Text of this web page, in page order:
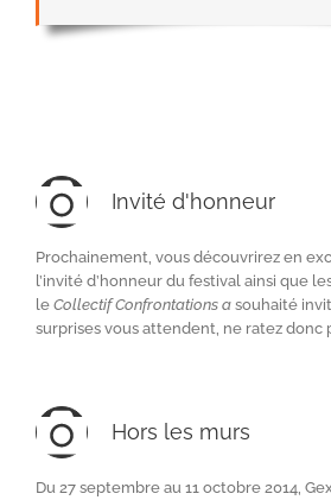
Invité d'honneur
Prochainement, vous découvrirez en
l’invité d’honneur du festival ainsi que
le Collectif Confrontations a souhaité
surprises vous attendent, ne ratez donc
Hors les murs
Du 27 septembre au 11 octobre 2014,